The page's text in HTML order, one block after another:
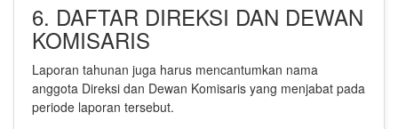
6. DAFTAR DIREKSI DAN DEWAN
KOMISARIS
Laporan tahunan juga harus mencantumkan nama
anggota Direksi dan Dewan Komisaris yang menjabat pada
periode laporan tersebut.